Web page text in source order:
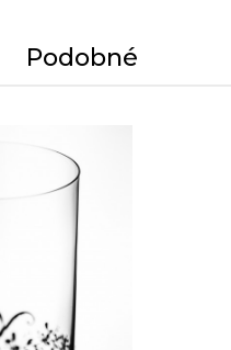
Podobné